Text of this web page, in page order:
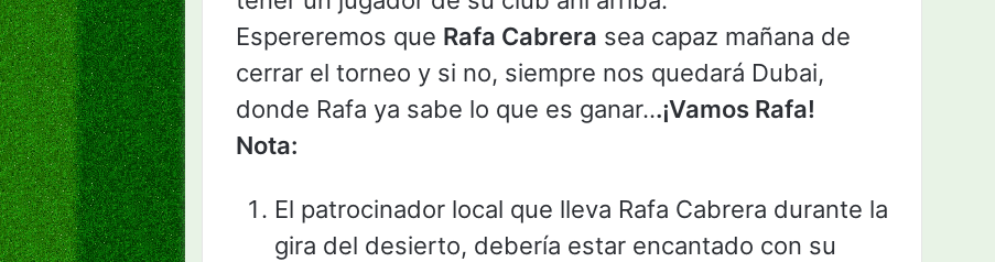
Espereremos que Rafa Cabrera sea capaz mañana de
cerrar el torneo y si no, siempre nos quedará Dubai,
donde Rafa ya sabe lo que es ganar...¡Vamos Rafa!
Nota:
El patrocinador local que lleva Rafa Cabrera durante la
gira del desierto, debería estar encantado con su